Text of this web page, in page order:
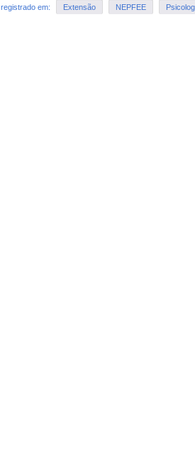
registrado em: Extensão NEPFEE